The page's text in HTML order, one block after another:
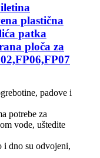
plastična
patka
ploča za
padove i
potrebe za
vode, uštedite
dno su odvojeni,